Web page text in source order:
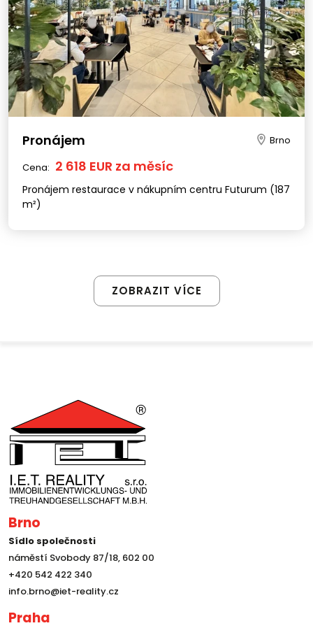
Pronájem Brno
Cena: 2 618 EUR za měsíc
Pronájem restaurace v nákupním centru Futurum (187
m²)
ZOBRAZIT VÍCE
Brno
Sídlo společnosti
náměstí Svobody 87/18, 602 00
+420 542 422 340
info.brno@iet-reality.cz
Praha